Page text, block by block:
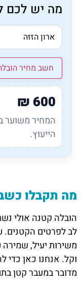
מה יש לכם
חשב מחיר
600
₪
המחיר משוער
הייעוץ.
מה תקבלו
הובלה קטנה אולי
לב לפרטים הקטנים.
משירות יעיל,
וקל. אנחנו כאן כדי
מדובר במעבר קטן